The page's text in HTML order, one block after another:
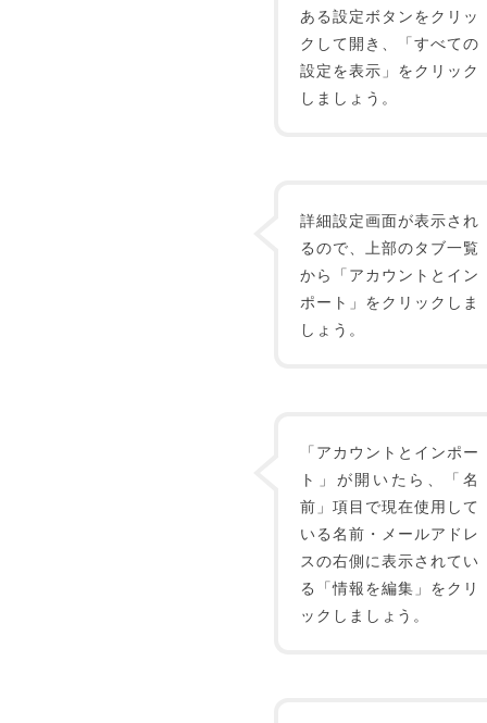
ある設定ボタンをクリッ
クして開き、「すべての
設定を表示」をクリック
しましょう。
詳細設定画面が表示され
るので、上部のタブ一覧
から「アカウントとイン
ポート」をクリックしま
しょう。
「アカウントとインポー
ト」が開いたら、「名
前」項目で現在使用して
いる名前・メールアドレ
スの右側に表示されてい
る「情報を編集」をクリ
ックしましょう。